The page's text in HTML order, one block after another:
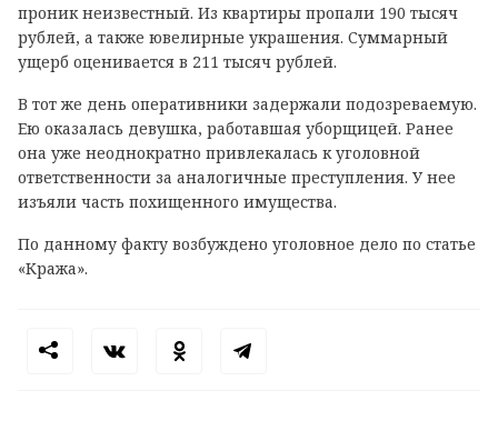
проник неизвестный. Из квартиры пропали 190 тысяч
рублей, а также ювелирные украшения. Суммарный
ущерб оценивается в 211 тысяч рублей.
В тот же день оперативники задержали подозреваемую.
Ею оказалась девушка, работавшая уборщицей. Ранее
она уже неоднократно привлекалась к уголовной
ответственности за аналогичные преступления. У нее
изъяли часть похищенного имущества.
По данному факту возбуждено уголовное дело по статье
«Кража».